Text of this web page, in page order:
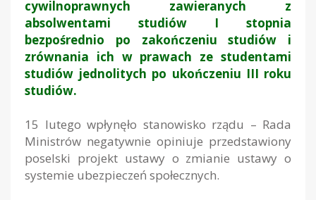
cywilnoprawnych zawieranych z
absolwentami studiów I stopnia
bezpośrednio po zakończeniu studiów i
zrównania ich w prawach ze studentami
studiów jednolitych po ukończeniu III roku
studiów.
15 lutego wpłynęło stanowisko rządu – Rada
Ministrów negatywnie opiniuje przedstawiony
poselski projekt ustawy o zmianie ustawy o
systemie ubezpieczeń społecznych.